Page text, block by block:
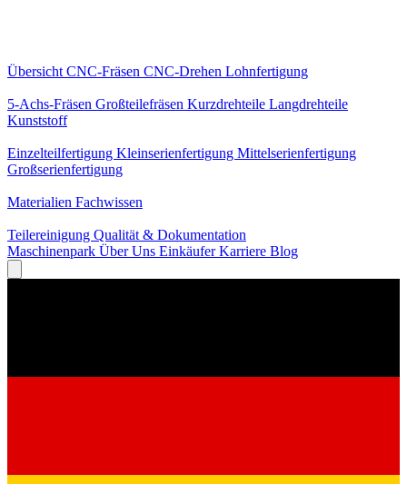
Übersicht CNC-Fräsen CNC-Drehen Lohnfertigung
5-Achs-Fräsen Großteilefräsen Kurzdrehteile Langdrehteile
Kunststoff
Einzelteilfertigung Kleinserienfertigung Mittelserienfertigung
Großserienfertigung
Materialien Fachwissen
Teilereinigung Qualität & Dokumentation
Maschinenpark Über Uns EinkäuferKarriere Blog